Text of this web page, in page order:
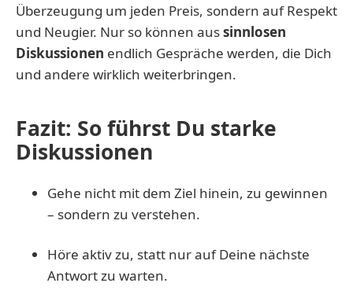
Überzeugung um jeden Preis, sondern auf Respekt
und Neugier. Nur so können aussinnlosen
Diskussionen endlich Gespräche werden, die Dich
und andere wirklich weiterbringen.
Fazit: So führst Du starke
Diskussionen
Gehe nicht mit dem Ziel hinein, zu gewinnen
– sondern zu verstehen.
Höre aktiv zu, statt nur auf Deine nächste
Antwort zu warten.